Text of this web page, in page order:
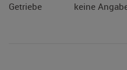
Getriebe
keine